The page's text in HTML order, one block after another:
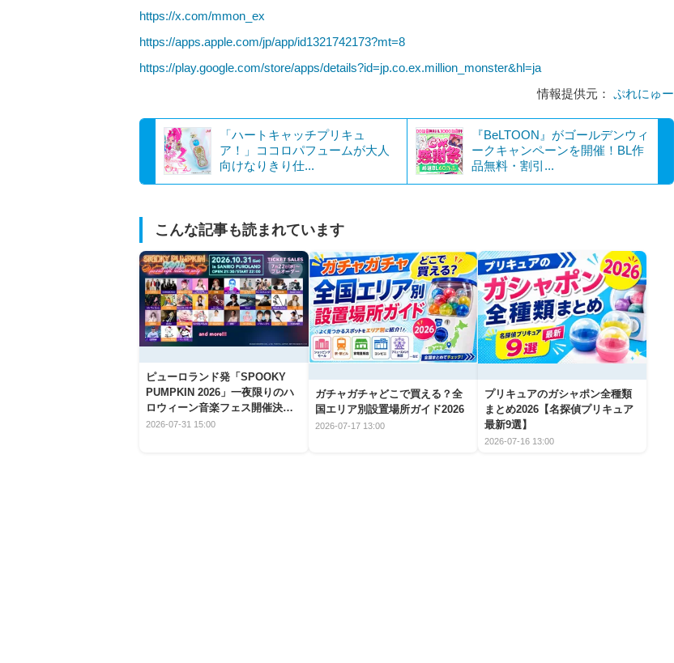
https://x.com/mmon_ex
https://apps.apple.com/jp/app/id1321742173?mt=8
https://play.google.com/store/apps/details?id=jp.co.ex.million_monster&hl=ja
情報提供元： ぷれにゅー
「ハートキャッチプリキュ
ア！」ココロパフュームが大人
向けなりきり仕...
『BeLTOON』がゴールデンウィ
ークキャンペーンを開催！BL作
品無料・割引...
こんな記事も読まれています
ピューロランド発「SPOOKY
PUMPKIN 2026」一夜限りのハ
ロウィーン音楽フェス開催決
定！
2026-07-31 15:00
ガチャガチャどこで買える？全
国エリア別設置場所ガイド2026
2026-07-17 13:00
プリキュアのガシャポン全種類
まとめ2026【名探偵プリキュア
最新9選】
2026-07-16 13:00